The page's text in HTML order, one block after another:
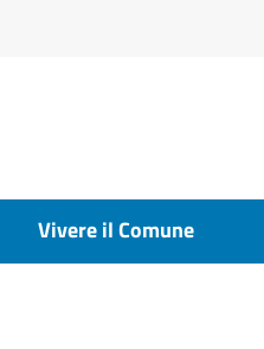
Vivere il Comune